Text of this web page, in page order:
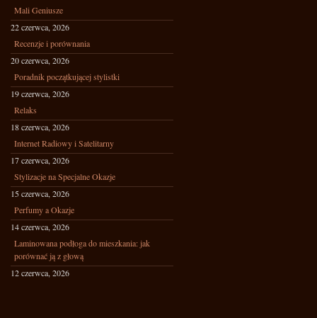
Mali Geniusze
22 czerwca, 2026
Recenzje i porównania
20 czerwca, 2026
Poradnik początkującej stylistki
19 czerwca, 2026
Relaks
18 czerwca, 2026
Internet Radiowy i Satelitarny
17 czerwca, 2026
Stylizacje na Specjalne Okazje
15 czerwca, 2026
Perfumy a Okazje
14 czerwca, 2026
Laminowana podłoga do mieszkania: jak
porównać ją z głową
12 czerwca, 2026